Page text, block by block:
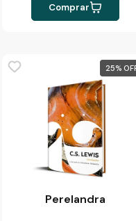
Comprar
25%
Perelandra